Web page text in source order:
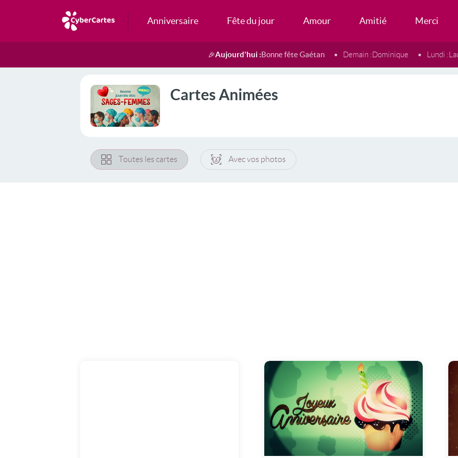
Anniversaire Fête du jour Amour Amitié Merci
🎉Aujourd'hui :Bonne fête Gaétan Demain :Dominique Lundi :
Cartes Animées
Toutes les cartes Avec vos photos
Voici plein de cupcakes différents pour